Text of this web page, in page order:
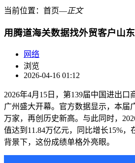
当前位置： 首页―正文
用腾道海关数据找外贸客户山
网络
浏览
2026-04-16 01:12
2026年4月15日，第139届中国进出口
广州盛大开幕。官方数据显示，本届
万家，再创历史新高。与此同时，
值达到11.84万亿元，同比增长15%，
背景下，这份成绩单格外亮眼。